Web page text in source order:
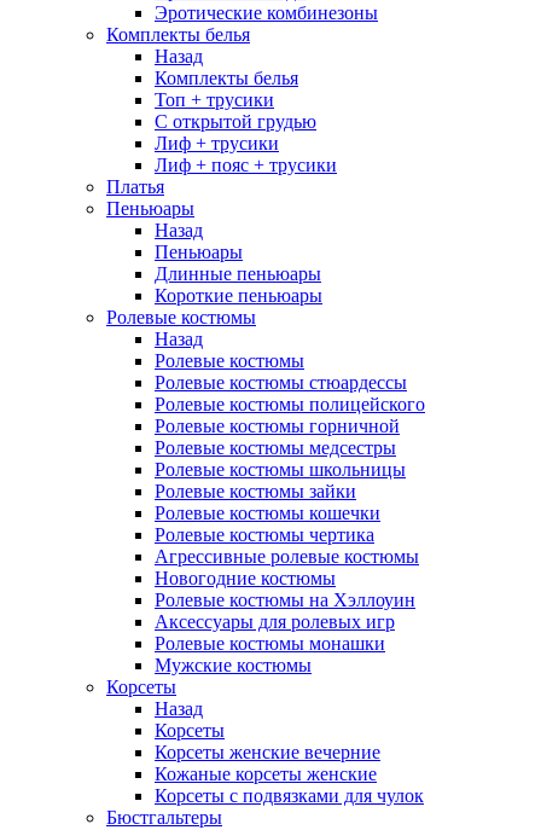
Эротические комбинезоны
Комплекты белья
Назад
Комплекты белья
Топ + трусики
С открытой грудью
Лиф + трусики
Лиф + пояс + трусики
Платья
Пеньюары
Назад
Пеньюары
Длинные пеньюары
Короткие пеньюары
Ролевые костюмы
Назад
Ролевые костюмы
Ролевые костюмы стюардессы
Ролевые костюмы полицейского
Ролевые костюмы горничной
Ролевые костюмы медсестры
Ролевые костюмы школьницы
Ролевые костюмы зайки
Ролевые костюмы кошечки
Ролевые костюмы чертика
Агрессивные ролевые костюмы
Новогодние костюмы
Ролевые костюмы на Хэллоуин
Аксессуары для ролевых игр
Ролевые костюмы монашки
Мужские костюмы
Корсеты
Назад
Корсеты
Корсеты женские вечерние
Кожаные корсеты женские
Корсеты с подвязками для чулок
Бюстгальтеры